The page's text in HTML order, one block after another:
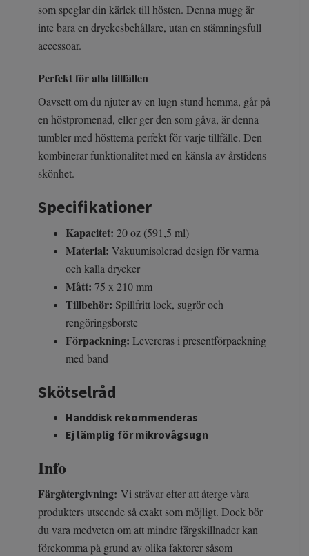
som speglar din kärlek till hösten. Denna mugg är
inte bara en dryckesbehållare, utan en stämningsfull
accessoar.
Perfekt för alla tillfällen
Oavsett om du njuter av en lugn stund hemma, går på
en höstpromenad, eller ger den som gåva, är denna
tumbler med hösttema perfekt för varje tillfälle. Den
kombinerar funktionalitet med en känsla av årstidens
skönhet.
Specifikationer
Kapacitet: 20 oz (591,5 ml)
Material: Vakuumisolerad design för varma
och kalla drycker
Mått: 75 x 210 mm
Tillbehör: Spillfritt lock, sugrör och
rengöringsborste
Förpackning: Levereras i presentförpackning
med band
Skötselråd
Handdisk rekommenderas
Ej lämplig för mikrovågsugn
Info
Färgåtergivning: Vi strävar efter att återge våra
produkters utseende så exakt som möjligt. Dock bör
du vara medveten om att mindre färgskillnader kan
förekomma på grund av olika faktorer såsom